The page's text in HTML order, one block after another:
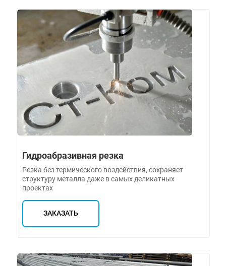
Гидроабразивная резка
Резка без термического воздействия, сохраняет
структуру металла даже в самых деликатных
проектах
ЗАКАЗАТЬ